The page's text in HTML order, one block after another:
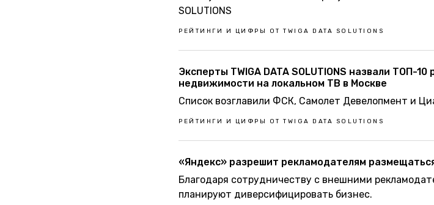
SOLUTIONS
РЕЙТИНГИ И ЦИФРЫ ОТ TWIGA DATA SOLUTIONS
Эксперты TWIGA DATA SOLUTIONS назвали ТОП-
недвижимости на локальном ТВ в Москве
Список возглавили ФСК, Самолет Девелопмент и
РЕЙТИНГИ И ЦИФРЫ ОТ TWIGA DATA SOLUTIONS
«Яндекс» разрешит рекламодателям
Благодаря сотрудничеству с внешними
планируют диверсифицировать бизнес.